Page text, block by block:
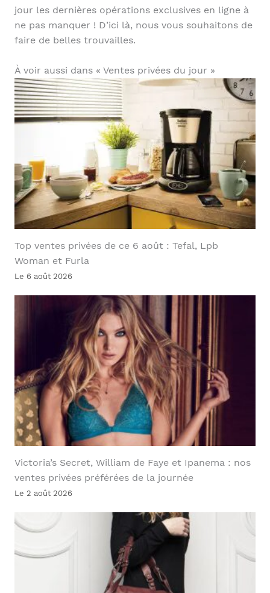
jour les dernières opérations exclusives en ligne à
ne pas manquer ! D’ici là, nous vous souhaitons de
faire de belles trouvailles.
À voir aussi dans « Ventes privées du jour »
Top ventes privées de ce 6 août : Tefal, Lpb
Woman et Furla
Le 6 août 2026
Victoria’s Secret, William de Faye et Ipanema : nos
ventes privées préférées de la journée
Le 2 août 2026